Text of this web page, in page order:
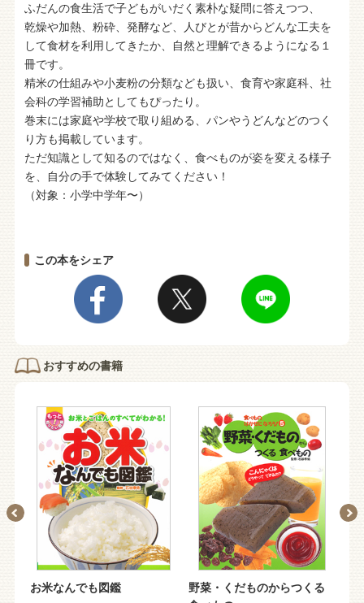
ふだんの食生活で子どもがいだく素朴な疑問に答えつつ、
乾燥や加熱、粉砕、発酵など、人びとが昔からどんな工夫を
して食材を利用してきたか、自然と理解できるようになる１
冊です。
精米の仕組みや小麦粉の分類なども扱い、食育や家庭科、社
会科の学習補助としてもぴったり。
巻末には家庭や学校で取り組める、パンやうどんなどのつく
り方も掲載しています。
ただ知識として知るのではなく、食べものが姿を変える様子
を、自分の手で体験してみてください！
（対象：小学中学年〜）
この本をシェア
おすすめの書籍
お米なんでも図鑑
野菜・くだものからつくる